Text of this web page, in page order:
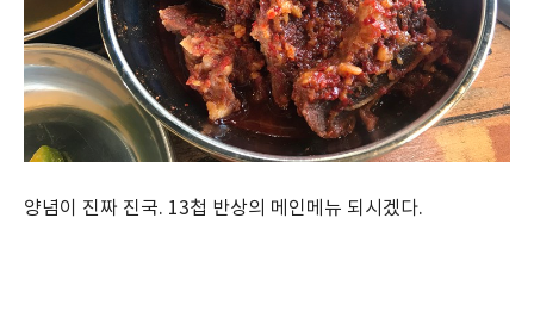
양념이 진짜 진국. 13첩 반상의 메인메뉴 되시겠다.